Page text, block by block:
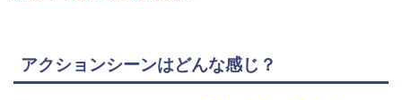
アクションシーンはどんな感じ？